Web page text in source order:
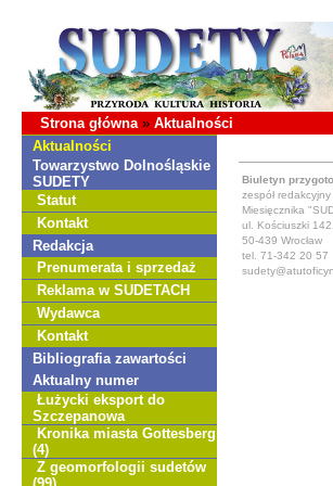
Strona główna» Aktualności
Aktualności
Towarzystwo Dolnośląskie
SUDETY
Statut
Kontakt
Redakcja
Prenumerata i sprzedaż
Reklama w SUDETACH
Wydawca
Kontakt
Bibliografia zawartości
Aktualny numer
Łużycki eksport do
Szczepanowa
Kronika miasta Gottesberg
(4)
Z geomorfologii sudetów
Biuletyn
zespół redakcyjny
Miesięcznika
ul. Kościuszki 142,
50-439 Wrocław
tel. 71-342 20 57